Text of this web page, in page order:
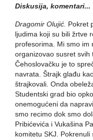
Diskusija, komentari...
Dragomir Olujić. Pokret
ljudima koji su bili žrtve
profesorima. Mi smo im
organizovao susret svih
Čehoslovačku je to
navrata. Štrajk glađu
štrajkovali. Onda
Studentski grad bio
onemogućeni da
smo recimo dok smo
Pribićevića i Vukašina
komitetu SKJ.